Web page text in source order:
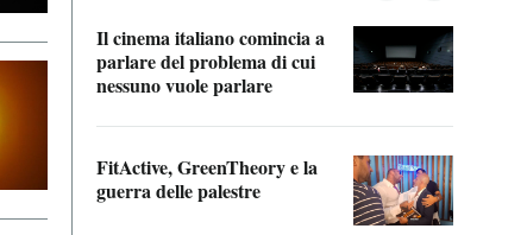
Il cinema italiano comincia a
parlare del problema di cui
nessuno vuole parlare
FitActive, GreenTheory e la
guerra delle palestre